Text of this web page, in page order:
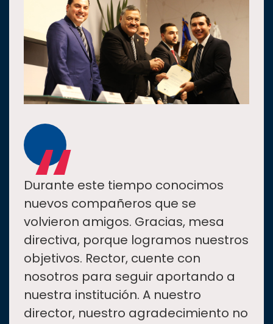
“
Durante este tiempo conocimos
nuevos compañeros que se
volvieron amigos. Gracias, mesa
directiva, porque logramos nuestros
objetivos. Rector, cuente con
nosotros para seguir aportando a
nuestra institución. A nuestro
director, nuestro agradecimiento no